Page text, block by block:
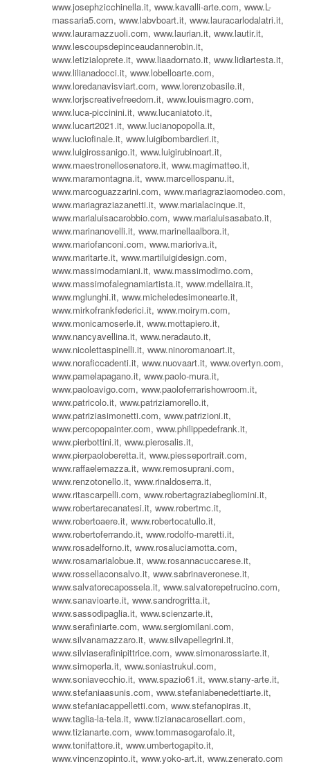
www.josephzicchinella.it, www.kavalli-arte.com, www.L-
massaria5.com, www.labvboart.it, www.lauracarlodalatri.it,
www.lauramazzuoli.com, www.laurian.it, www.lautir.it,
www.lescoupsdepinceaudannerobin.it,
www.letizialoprete.it, www.liaadornato.it, www.lidiartesta.it,
www.lilianadocci.it, www.lobelloarte.com,
www.loredanavisviart.com, www.lorenzobasile.it,
www.lorjscreativefreedom.it, www.louismagro.com,
www.luca-piccinini.it, www.lucaniatoto.it,
www.lucart2021.it, www.lucianopopolla.it,
www.luciofinale.it, www.luigibombardieri.it,
www.luigirossanigo.it, www.luigirubinoart.it,
www.maestronellosenatore.it, www.magimatteo.it,
www.maramontagna.it, www.marcellospanu.it,
www.marcoguazzarini.com, www.mariagraziaomodeo.com,
www.mariagraziazanetti.it, www.marialacinque.it,
www.marialuisacarobbio.com, www.marialuisasabato.it,
www.marinanovelli.it, www.marinellaalbora.it,
www.mariofanconi.com, www.marioriva.it,
www.maritarte.it, www.martiluigidesign.com,
www.massimodamiani.it, www.massimodimo.com,
www.massimofalegnamiartista.it, www.mdellaira.it,
www.mglunghi.it, www.micheledesimonearte.it,
www.mirkofrankfederici.it, www.moirym.com,
www.monicamoserle.it, www.mottapiero.it,
www.nancyavellina.it, www.neradauto.it,
www.nicolettaspinelli.it, www.ninoromanoart.it,
www.noraficcadenti.it, www.nuovaart.it, www.overtyn.com,
www.pamelapagano.it, www.paolo-mura.it,
www.paoloavigo.com, www.paoloferrarishowroom.it,
www.patricolo.it, www.patriziamorello.it,
www.patriziasimonetti.com, www.patrizioni.it,
www.percopopainter.com, www.philippedefrank.it,
www.pierbottini.it, www.pierosalis.it,
www.pierpaoloberetta.it, www.piesseportrait.com,
www.raffaelemazza.it, www.remosuprani.com,
www.renzotonello.it, www.rinaldoserra.it,
www.ritascarpelli.com, www.robertagraziabegliomini.it,
www.robertarecanatesi.it, www.robertmc.it,
www.robertoaere.it, www.robertocatullo.it,
www.robertoferrando.it, www.rodolfo-maretti.it,
www.rosadelforno.it, www.rosaluciamotta.com,
www.rosamarialobue.it, www.rosannacuccarese.it,
www.rossellaconsalvo.it, www.sabrinaveronese.it,
www.salvatorecapossela.it, www.salvatorepetrucino.com,
www.sanavioarte.it, www.sandrogritta.it,
www.sassodipaglia.it, www.scienzarte.it,
www.serafiniarte.com, www.sergiomilani.com,
www.silvanamazzaro.it, www.silvapellegrini.it,
www.silviaserafinipittrice.com, www.simonarossiarte.it,
www.simoperla.it, www.soniastrukul.com,
www.soniavecchio.it, www.spazio61.it, www.stany-arte.it,
www.stefaniaasunis.com, www.stefaniabenedettiarte.it,
www.stefaniacappelletti.com, www.stefanopiras.it,
www.taglia-la-tela.it, www.tizianacarosellart.com,
www.tizianarte.com, www.tommasogarofalo.it,
www.tonifattore.it, www.umbertogapito.it,
www.vincenzopinto.it, www.yoko-art.it, www.zenerato.com